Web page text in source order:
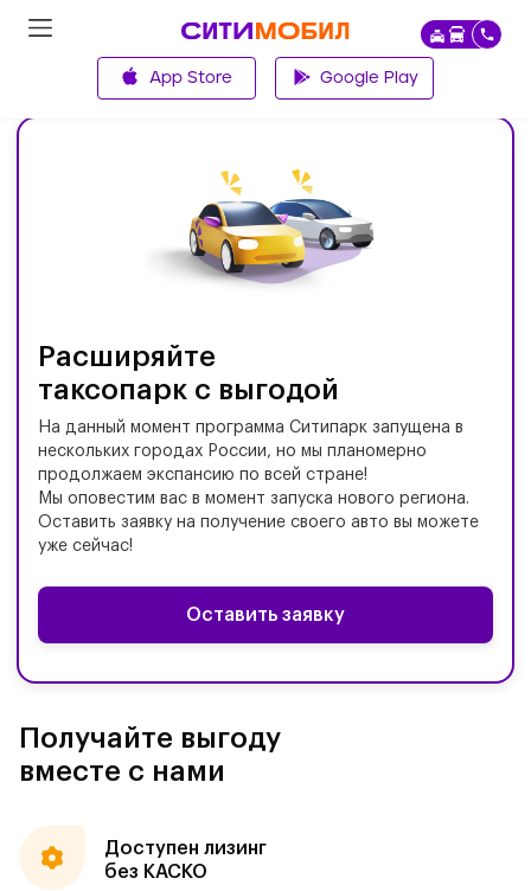
App Store Google Play
Расширяйте
таксопарк с выгодой
На данный момент программа Ситипарк запущена в
нескольких городах России, но мы планомерно
продолжаем экспансию по всей стране!
Мы оповестим вас в момент запуска нового региона.
Оставить заявку на получение своего авто вы можете
уже сейчас!
Оставить заявку
Получайте выгоду
вместе с нами
Доступен лизинг
без КАСКО